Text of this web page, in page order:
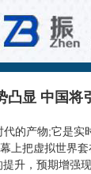
凸显 中国将
产物;它是实
上把虚拟世界
升，预期增强